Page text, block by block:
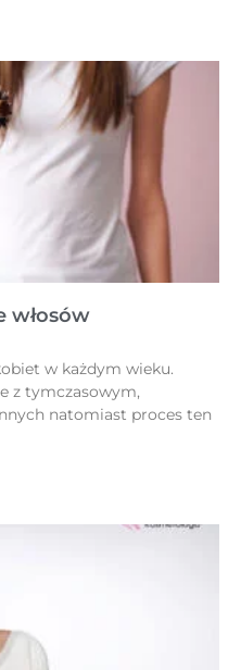
włosów
w każdym wieku.
z tymczasowym,
natomiast proces ten